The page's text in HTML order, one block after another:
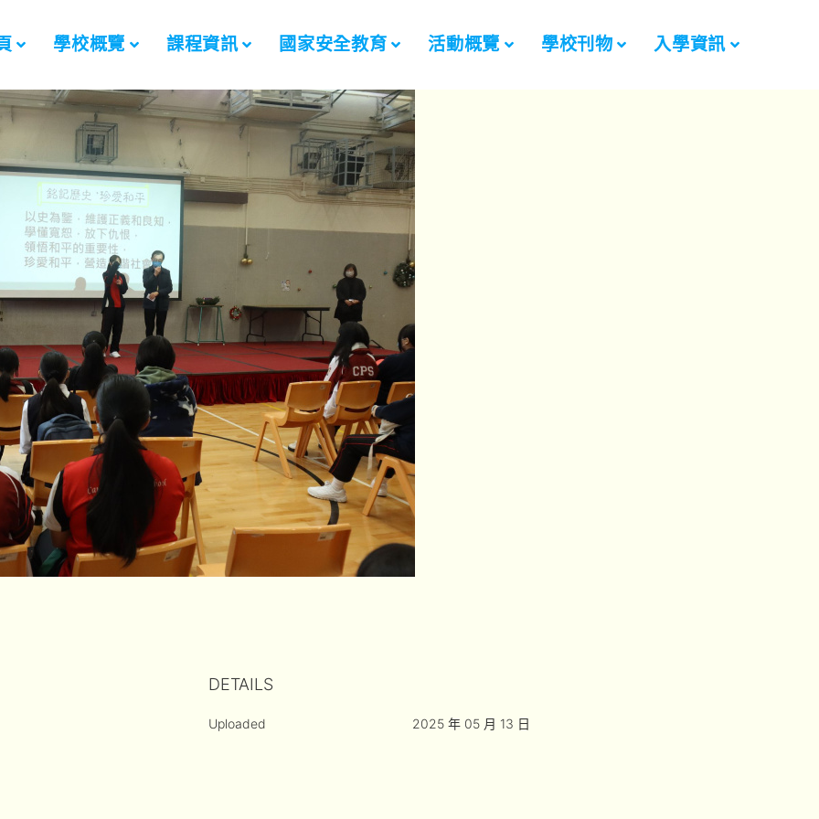
學校概覽 課程資訊 國家安全教育 活動概覽 學校刊物 入學資訊
DETAILS
Uploaded 2025 年 05 月 13 日